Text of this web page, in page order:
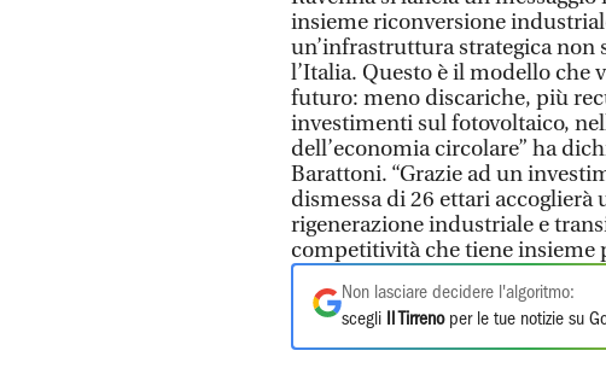
insieme riconversione
un’infrastruttura strategica non
l’Italia. Questo è il modello che
futuro: meno discariche, più
investimenti sul fotovoltaico,
dell’economia circolare” ha
Barattoni. “Grazie ad un
dismessa di 26 ettari
rigenerazione industriale e
competitività che tiene insieme
Non lasciare decidere l'algoritmo:
scegli
Il Tirrenoper le tue notizie su